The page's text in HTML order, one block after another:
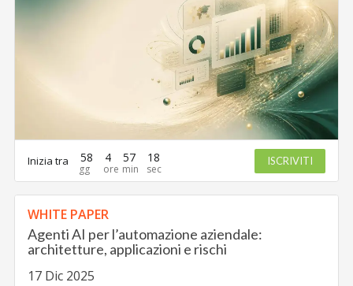
Inizia tra 58 4 57 17 ISCRIVITI
WHITE PAPER
Agenti AI per l’automazione aziendale:
architetture, applicazioni e rischi
17 Dic 2025